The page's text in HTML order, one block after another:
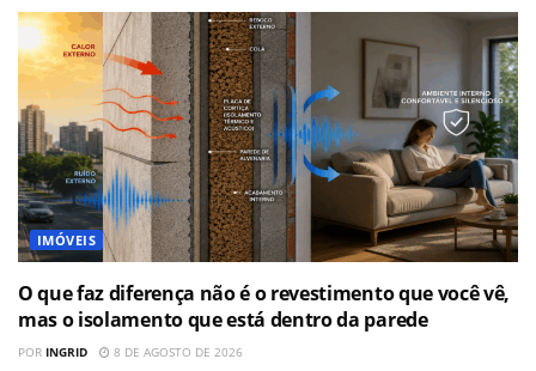
IMÓVEIS
O que faz diferença não é o revestimento que você vê,
mas o isolamento que está dentro da parede
POR INGRID 8 DE AGOSTO DE 2026